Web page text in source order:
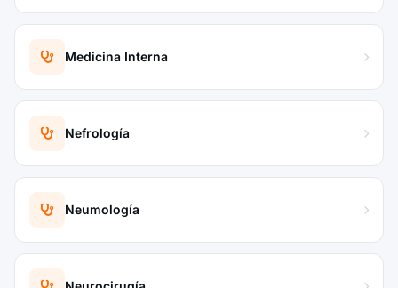
Medicina Interna
Nefrología
Neumología